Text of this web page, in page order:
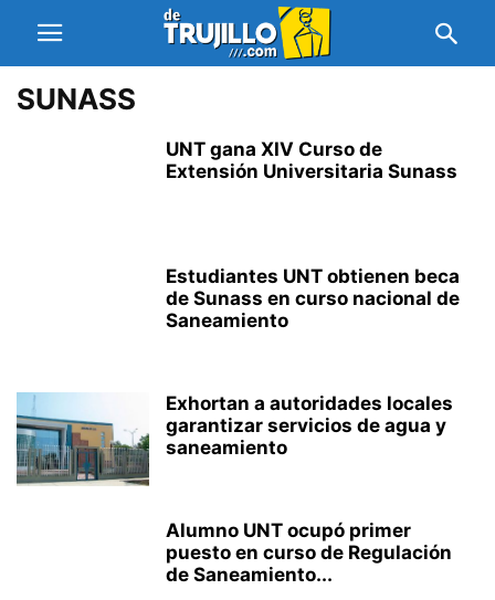
SUNASS
UNT gana XIV Curso de
Extensión Universitaria Sunass
Estudiantes UNT obtienen beca
de Sunass en curso nacional de
Saneamiento
Exhortan a autoridades locales
garantizar servicios de agua y
saneamiento
Alumno UNT ocupó primer
puesto en curso de Regulación
de Saneamiento...